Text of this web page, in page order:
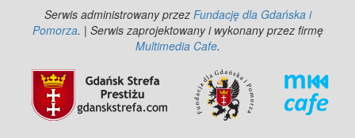
Serwis administrowany przez Fundację dla Gdańska i
Pomorza. | Serwis zaprojektowany i wykonany przez firmę
Multimedia Cafe.